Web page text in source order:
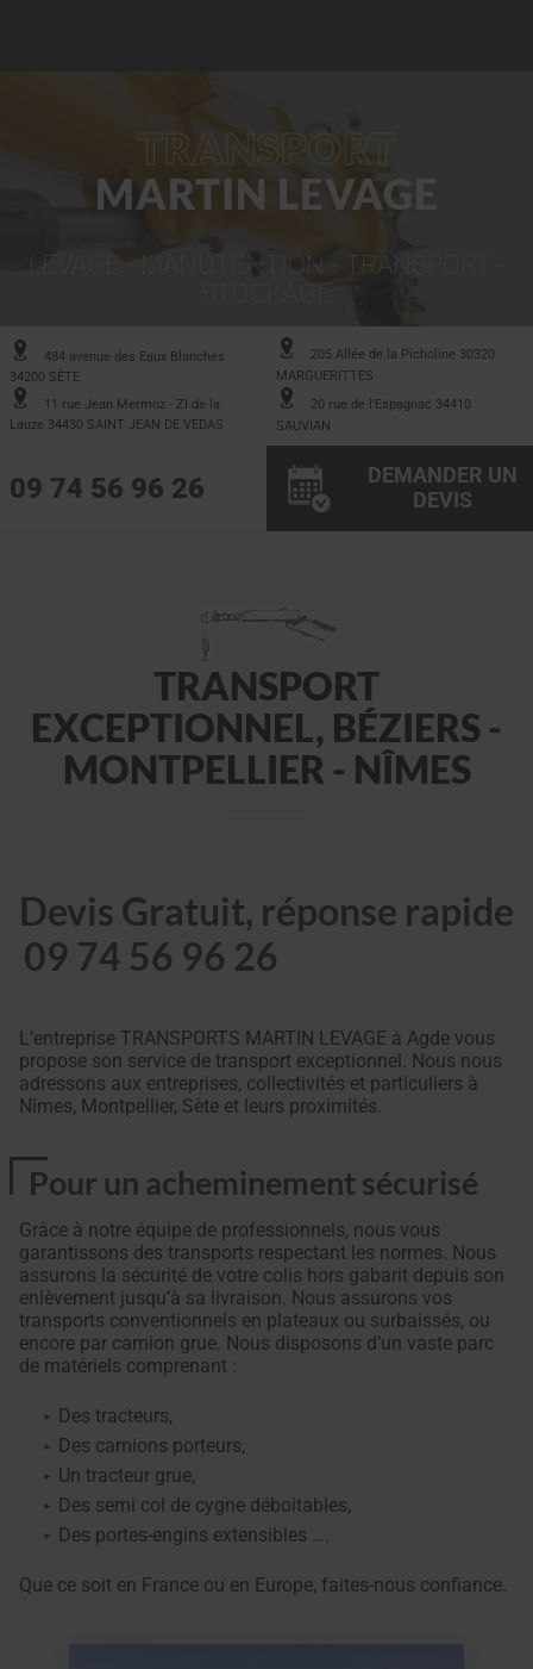
TRANSPORT
MARTIN LEVAGE
LEVAGE - MANUTENTION - TRANSPORT -
STOCKAGE
DEMANDER UN
DEVIS
484 avenue des Eaux Blanches
34200 SÈTE
11 rue Jean Mermoz - ZI de la
Lauze 34430 SAINT JEAN DE VEDAS
205 Allée de la Picholine 30320
MARGUERITTES
20 rue de l'Espagnac 34410
SAUVIAN
09 74 56 96 26
TRANSPORT
EXCEPTIONNEL, BÉZIERS -
MONTPELLIER - NÎMES
Devis Gratuit, réponse rapide
09 74 56 96 26
L’entreprise TRANSPORTS MARTIN LEVAGE à Agde vous
propose son service de transport exceptionnel. Nous nous
adressons aux entreprises, collectivités et particuliers à
Nîmes, Montpellier, Sète et leurs proximités.
Pour un acheminement sécurisé
Grâce à notre équipe de professionnels, nous vous
garantissons des transports respectant les normes. Nous
assurons la sécurité de votre colis hors gabarit depuis son
enlèvement jusqu’à sa livraison. Nous assurons vos
transports conventionnels en plateaux ou surbaissés, ou
encore par camion grue. Nous disposons d’un vaste parc
de matériels comprenant :
Des tracteurs,
Des camions porteurs,
Un tracteur grue,
Des semi col de cygne déboitables,
Des portes-engins extensibles ….
Que ce soit en France ou en Europe, faites-nous confiance.